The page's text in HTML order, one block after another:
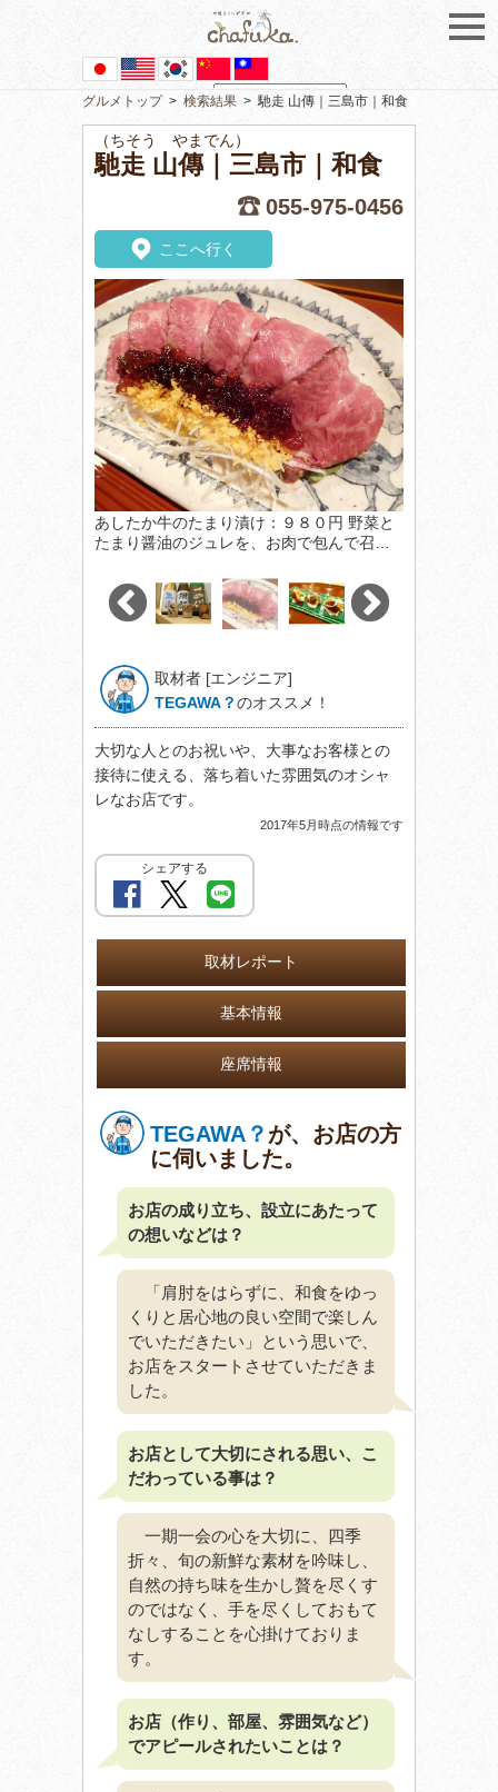
Powered by Translate
グルメトップ> 検索結果 >馳走 山傳｜三島市｜和食
（ちそう やまでん）
馳走 山傳｜三島市｜和食
055-975-0456
ここへ行く
あしたか牛のたまり漬け：９８０円 野菜と
たまり醤油のジュレを、お肉で包んで召…
取材者 [エンジニア]
TEGAWA？ のオススメ！
大切な人とのお祝いや、大事なお客様との
接待に使える、落ち着いた雰囲気のオシャ
レなお店です。
2017年5月時点の情報です
シェアする
取材レポート
基本情報
座席情報
TEGAWA？ が、お店の方
に伺いました。
お店の成り立ち、設立にあたって
の想いなどは？
「肩肘をはらずに、和食をゆっ
くりと居心地の良い空間で楽しん
でいただきたい」という思いで、
お店をスタートさせていただきま
した。
お店として大切にされる思い、こ
だわっている事は？
一期一会の心を大切に、四季
折々、旬の新鮮な素材を吟味し、
自然の持ち味を生かし贅を尽くす
のではなく、手を尽くしておもて
なしすることを心掛けておりま
す。
お店（作り、部屋、雰囲気など）
でアピールされたいことは？